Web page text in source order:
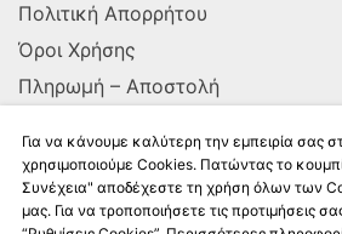
Πολιτική Απορρήτου
Όροι Χρήσης
Πληρωμή – Αποστολή
ΑΚΟΛΟΥΘΗΣΤΕ ΜΑΣ
Για να κάνουμε καλύτερη την εμπειρία σας
χρησιμοποιούμε Cookies. Πατώντας το
Συνέχεια" αποδέχεστε τη χρήση όλων των
μας. Για να τροποποιήσετε τις προτιμήσεις